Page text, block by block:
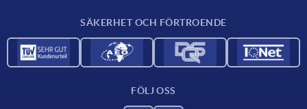
SÄKERHET OCH FÖRTROENDE
FÖLJ OSS